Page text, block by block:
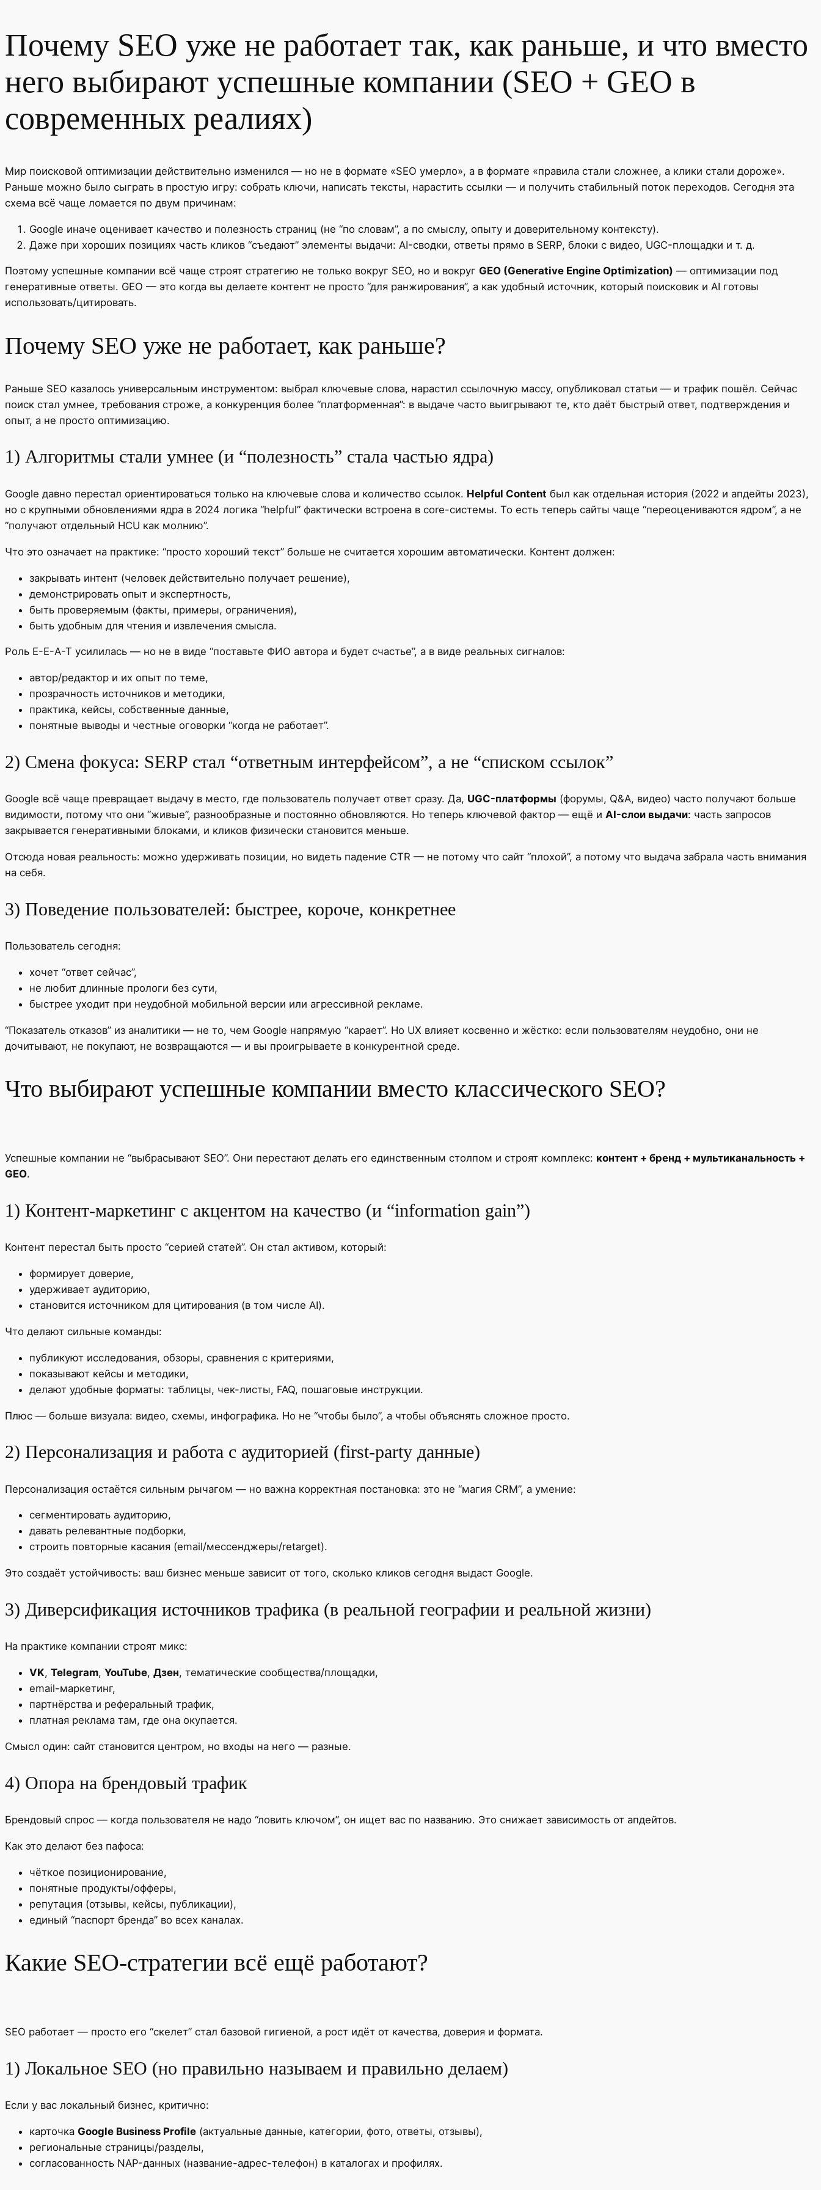
Почему SEO уже не работает так, как раньше, и что вместо
него выбирают успешные компании (SEO + GEO в
современных реалиях)
Мир поисковой оптимизации действительно изменился — но не в формате «SEO умерло», а в формате «правила стали сложнее, а клики стали дороже».
Раньше можно было сыграть в простую игру: собрать ключи, написать тексты, нарастить ссылки — и получить стабильный поток переходов. Сегодня эта
схема всё чаще ломается по двум причинам:
Google иначе оценивает качество и полезность страниц (не “по словам”, а по смыслу, опыту и доверительному контексту).
Даже при хороших позициях часть кликов “съедают” элементы выдачи: AI-сводки, ответы прямо в SERP, блоки с видео, UGC-площадки и т. д.
Поэтому успешные компании всё чаще строят стратегию не только вокруг SEO, но и вокруг GEO (Generative Engine Optimization) — оптимизации под
генеративные ответы. GEO — это когда вы делаете контент не просто “для ранжирования”, а как удобный источник, который поисковик и AI готовы
использовать/цитировать.
Почему SEO уже не работает, как раньше?
Раньше SEO казалось универсальным инструментом: выбрал ключевые слова, нарастил ссылочную массу, опубликовал статьи — и трафик пошёл. Сейчас
поиск стал умнее, требования строже, а конкуренция более “платформенная”: в выдаче часто выигрывают те, кто даёт быстрый ответ, подтверждения и
опыт, а не просто оптимизацию.
1) Алгоритмы стали умнее (и “полезность” стала частью ядра)
Google давно перестал ориентироваться только на ключевые слова и количество ссылок. Helpful Content был как отдельная история (2022 и апдейты 2023),
но с крупными обновлениями ядра в 2024 логика “helpful” фактически встроена в core-системы. То есть теперь сайты чаще “переоцениваются ядром”, а не
“получают отдельный HCU как молнию”.
Что это означает на практике: “просто хороший текст” больше не считается хорошим автоматически. Контент должен:
закрывать интент (человек действительно получает решение),
демонстрировать опыт и экспертность,
быть проверяемым (факты, примеры, ограничения),
быть удобным для чтения и извлечения смысла.
Роль E-E-A-T усилилась — но не в виде “поставьте ФИО автора и будет счастье”, а в виде реальных сигналов:
автор/редактор и их опыт по теме,
прозрачность источников и методики,
практика, кейсы, собственные данные,
понятные выводы и честные оговорки “когда не работает”.
2) Смена фокуса: SERP стал “ответным интерфейсом”, а не “списком ссылок”
Google всё чаще превращает выдачу в место, где пользователь получает ответ сразу. Да, UGC-платформы (форумы, Q&A, видео) часто получают больше
видимости, потому что они “живые”, разнообразные и постоянно обновляются. Но теперь ключевой фактор — ещё и AI-слои выдачи: часть запросов
закрывается генеративными блоками, и кликов физически становится меньше.
Отсюда новая реальность: можно удерживать позиции, но видеть падение CTR — не потому что сайт “плохой”, а потому что выдача забрала часть внимания
на себя.
3) Поведение пользователей: быстрее, короче, конкретнее
Пользователь сегодня:
хочет “ответ сейчас”,
не любит длинные прологи без сути,
быстрее уходит при неудобной мобильной версии или агрессивной рекламе.
“Показатель отказов” из аналитики — не то, чем Google напрямую “карает”. Но UX влияет косвенно и жёстко: если пользователям неудобно, они не
дочитывают, не покупают, не возвращаются — и вы проигрываете в конкурентной среде.
Что выбирают успешные компании вместо классического SEO?
Успешные компании не “выбрасывают SEO”. Они перестают делать его единственным столпом и строят комплекс: контент + бренд + мультиканальность +
GEO.
1) Контент-маркетинг с акцентом на качество (и “information gain”)
Контент перестал быть просто “серией статей”. Он стал активом, который:
формирует доверие,
удерживает аудиторию,
становится источником для цитирования (в том числе AI).
Что делают сильные команды:
публикуют исследования, обзоры, сравнения с критериями,
показывают кейсы и методики,
делают удобные форматы: таблицы, чек-листы, FAQ, пошаговые инструкции.
Плюс — больше визуала: видео, схемы, инфографика. Но не “чтобы было”, а чтобы объяснять сложное просто.
2) Персонализация и работа с аудиторией (first-party данные)
Персонализация остаётся сильным рычагом — но важна корректная постановка: это не “магия CRM”, а умение:
сегментировать аудиторию,
давать релевантные подборки,
строить повторные касания (email/мессенджеры/retarget).
Это создаёт устойчивость: ваш бизнес меньше зависит от того, сколько кликов сегодня выдаст Google.
3) Диверсификация источников трафика (в реальной географии и реальной жизни)
На практике компании строят микс:
VK, Telegram, YouTube, Дзен, тематические сообщества/площадки,
email-маркетинг,
партнёрства и реферальный трафик,
платная реклама там, где она окупается.
Смысл один: сайт становится центром, но входы на него — разные.
4) Опора на брендовый трафик
Брендовый спрос — когда пользователя не надо “ловить ключом”, он ищет вас по названию. Это снижает зависимость от апдейтов.
Как это делают без пафоса:
чёткое позиционирование,
понятные продукты/офферы,
репутация (отзывы, кейсы, публикации),
единый “паспорт бренда” во всех каналах.
Какие SEO-стратегии всё ещё работают?
SEO работает — просто его “скелет” стал базовой гигиеной, а рост идёт от качества, доверия и формата.
1) Локальное SEO (но правильно называем и правильно делаем)
Если у вас локальный бизнес, критично:
карточка Google Business Profile (актуальные данные, категории, фото, ответы, отзывы),
региональные страницы/разделы,
согласованность NAP-данных (название-адрес-телефон) в каталогах и профилях.